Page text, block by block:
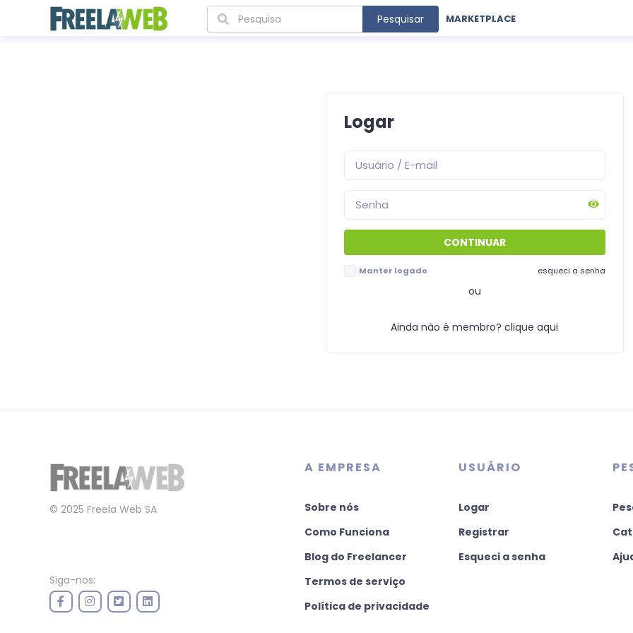
Pesquisar MARKETPLACE
Logar
Manter logado esqueci a senha
ou
Ainda não é membro? clique aqui
© 2025 Freela Web SA
Siga-nos:
A EMPRESA
Sobre nós
Como Funciona
Blog do Freelancer
Termos de serviço
Política de privacidade
USUÁRIO
Logar
Registrar
Esqueci a senha